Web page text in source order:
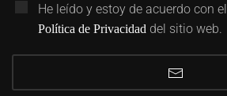
He leído y estoy de acuerdo con el
Política de Privacidad del sitio web.